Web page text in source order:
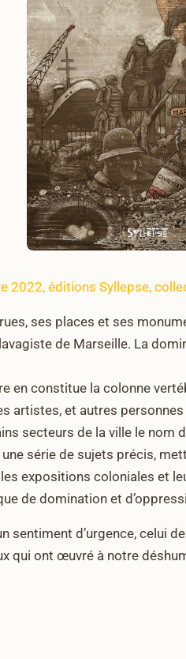
2022, éditions Syllepse,
ses places et ses
de Marseille. La
en constitue la colonne
artistes, et autres
secteurs de la ville le
série de sujets précis,
expositions coloniales et
de domination et
d’urgence, celui
qui ont œuvré à notre